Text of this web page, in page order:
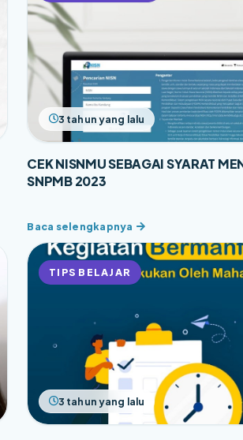
3 tahun yang lalu
CEK NISNMU SEBAGAI SYARAT
SNPMB 2023
TIPS BELAJAR
3 tahun yang lalu